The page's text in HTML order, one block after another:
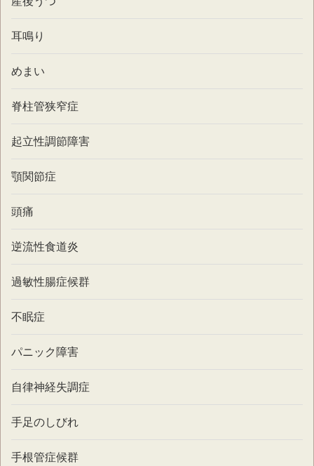
耳鳴り
めまい
脊柱管狭窄症
起立性調節障害
顎関節症
頭痛
逆流性食道炎
過敏性腸症候群
不眠症
パニック障害
自律神経失調症
手足のしびれ
手根管症候群